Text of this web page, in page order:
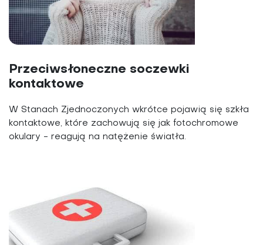
Przeciwsłoneczne soczewki
kontaktowe
W Stanach Zjednoczonych wkrótce pojawią się szkła
kontaktowe, które zachowują się jak fotochromowe
okulary - reagują na natężenie światła.